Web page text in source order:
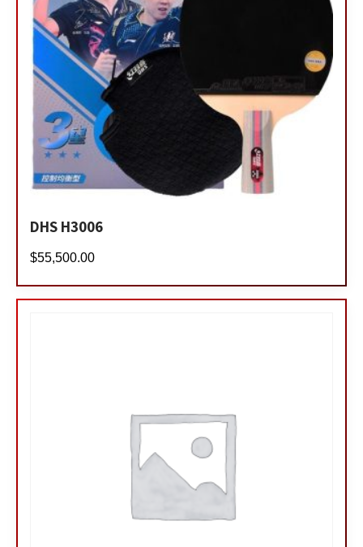
DHS H3006
$55,500.00